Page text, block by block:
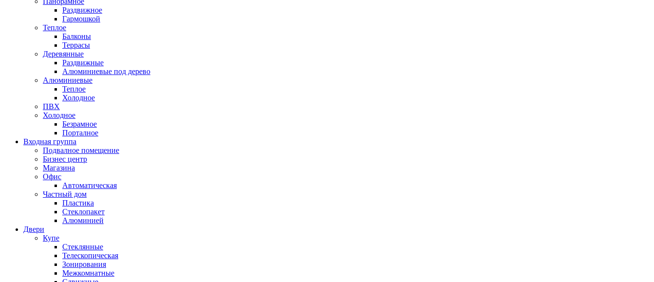
Раздвижное
Гармошкой
Теплое
Балконы
Террасы
Деревянные
Раздвижные
Алюминиевые под дерево
Алюминиевые
Теплое
Холодное
ПВХ
Холодное
Безрамное
Порталное
Входная группа
Подвалное помещение
Бизнес центр
Магазина
Офис
Автоматическая
Частный дом
Пластика
Стеклопакет
Алюминией
Двери
Купе
Стеклянные
Телескопическая
Зонирования
Межкомнатные